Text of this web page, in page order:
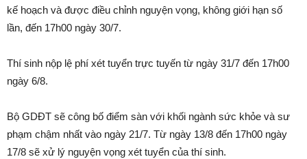
kế hoạch và được điều chỉnh nguyện vọng, không giới hạn số
lần, đến 17h00 ngày 30/7.
Thí sinh nộp lệ phí xét tuyển trực tuyến từ ngày 31/7 đến 17h00
ngày 6/8.
Bộ GDĐT sẽ công bố điểm sàn với khối ngành sức khỏe và sư
phạm chậm nhất vào ngày 21/7. Từ ngày 13/8 đến 17h00 ngày
17/8 sẽ xử lý nguyện vọng xét tuyển của thí sinh.